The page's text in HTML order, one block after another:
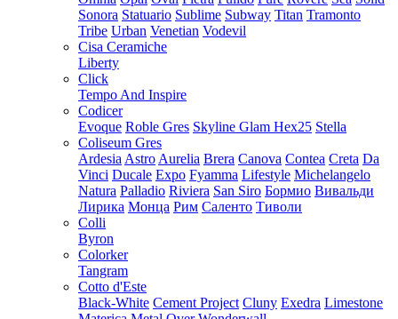
Sonora Statuario Sublime Subway Titan Tramonto
Tribe Urban Venetian Vodevil
Cisa Ceramiche
Liberty
Click
Tempo And Inspire
Codicer
Evoque Roble Gres Skyline Glam Hex25 Stella
Coliseum Gres
Ardesia Astro Aurelia Brera Canova Contea Creta Da
Vinci Ducale Expo Fyamma Lifestyle Michelangelo
Natura Palladio Riviera San Siro Бормио Вивальди
Лирика Монца Рим Саленто Тиволи
Colli
Byron
Colorker
Tangram
Cotto d'Este
Black-White Cement Project Cluny Exedra Limestone